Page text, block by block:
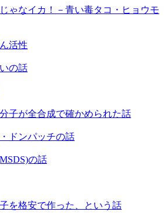
ゃなイカ！－青い毒タコ・ヒョウモ
活性
の話
子が全合成で確かめられた話
ドンパッチの話
の話
を格安で作った、という話